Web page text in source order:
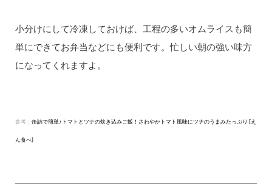
小分けにして冷凍しておけば、工程の多いオムライスも簡
単にできてお弁当などにも便利です。忙しい朝の強い味方
になってくれますよ。
参考： 缶詰で簡単♪トマトとツナの炊き込みご飯！さわやかトマト風味にツナのうまみたっぷり [え
ん食べ]